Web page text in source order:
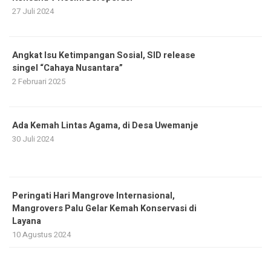
27 Juli 2024
Angkat Isu Ketimpangan Sosial, SID release
singel “Cahaya Nusantara”
2 Februari 2025
Ada Kemah Lintas Agama, di Desa Uwemanje
30 Juli 2024
Peringati Hari Mangrove Internasional,
Mangrovers Palu Gelar Kemah Konservasi di
Layana
10 Agustus 2024